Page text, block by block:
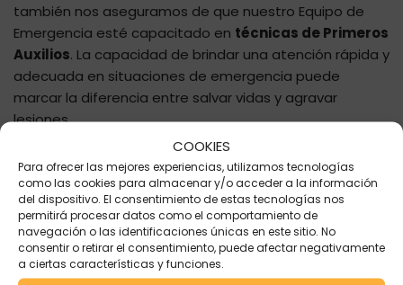
COOKIES
Para ofrecer las mejores experiencias, utilizamos tecnologías
como las cookies para almacenar y/o acceder a la información
del dispositivo. El consentimiento de estas tecnologías nos
permitirá procesar datos como el comportamiento de
navegación o las identificaciones únicas en este sitio. No
consentir o retirar el consentimiento, puede afectar negativamente
a ciertas características y funciones.
también nos aseguramos de que nuestro Equipo de
Emergencia esté capacitado en técnicas de Primeros
Auxilios. La capacidad de brindar una atención rápida y
adecuada en situaciones de emergencia puede
marcar la diferencia entre salvar vidas y agravar
lesiones.
Una preparación clave
para garantizar la
seguridad de todos